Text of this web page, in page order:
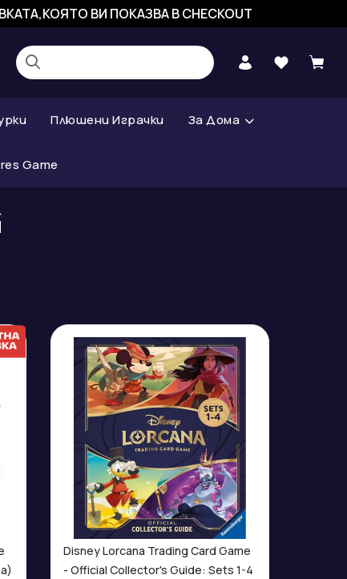
ВИ ПОКАЗВА В CHECKOUT
Плюшени Играчки За Дома
Game
Disney Lorcana Trading Card Game
- Official Collector's Guide: Sets 1-4